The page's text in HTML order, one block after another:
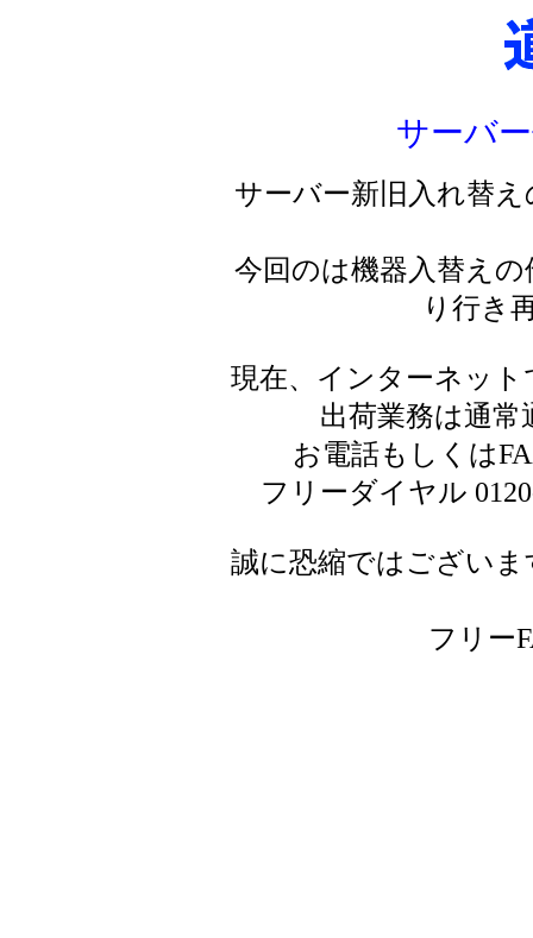
サーバ
サーバー新旧入れ替
今回のは機器入替え
り行き
現在、インターネッ
出荷業務は通
お電話もしくは
フリーダイヤル
誠に恐縮ではござい
フリー